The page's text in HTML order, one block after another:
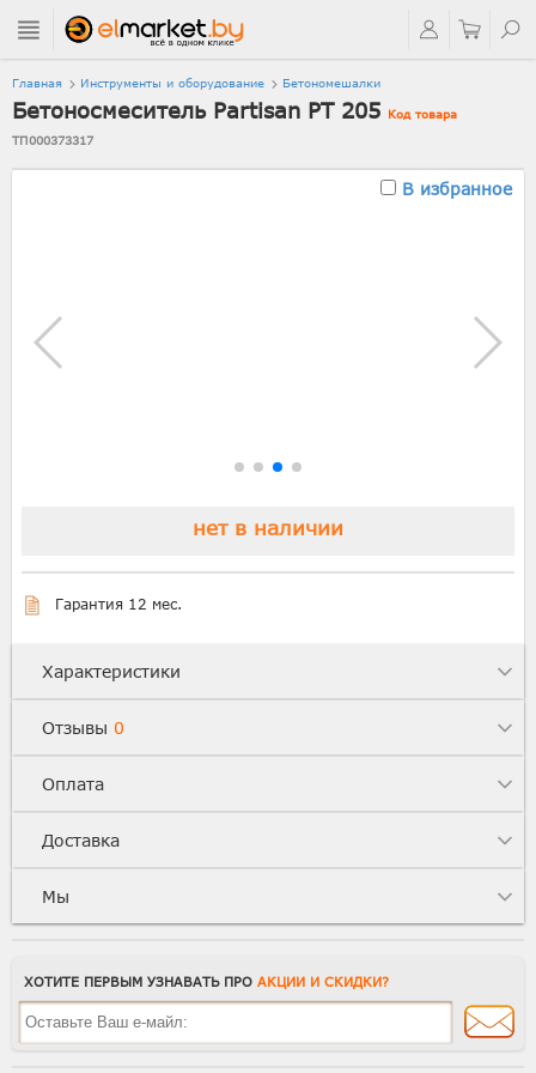
Главная Инструменты и оборудование Бетономешалки
Бетоносмеситель Partisan PT 205 Код товара
ТП000373317
В избранное
нет в наличии
Гарантия 12 мес.
Характеристики
Отзывы 0
Оплата
Доставка
Мы
ХОТИТЕ ПЕРВЫМ УЗНАВАТЬ ПРО АКЦИИ И СКИДКИ?